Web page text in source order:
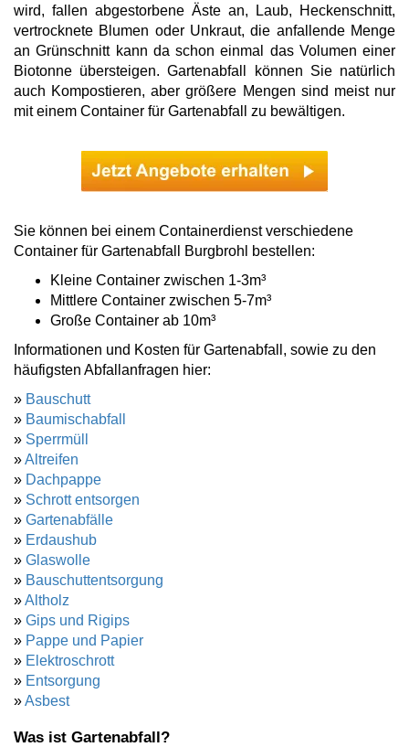
wird, fallen abgestorbene Äste an, Laub, Heckenschnitt,
vertrocknete Blumen oder Unkraut, die anfallende Menge
an Grünschnitt kann da schon einmal das Volumen einer
Biotonne übersteigen. Gartenabfall können Sie natürlich
auch Kompostieren, aber größere Mengen sind meist nur
mit einem Container für Gartenabfall zu bewältigen.
Sie können bei einem Containerdienst verschiedene
Container für Gartenabfall Burgbrohl bestellen:
Kleine Container zwischen 1-3m³
Mittlere Container zwischen 5-7m³
Große Container ab 10m³
Informationen und Kosten für Gartenabfall, sowie zu den
häufigsten Abfallanfragen hier:
» Bauschutt
» Baumischabfall
» Sperrmüll
»Altreifen
» Dachpappe
» Schrott entsorgen
» Gartenabfälle
» Erdaushub
» Glaswolle
» Bauschuttentsorgung
»Altholz
» Gips und Rigips
» Pappe und Papier
» Elektroschrott
» Entsorgung
»Asbest
Was ist Gartenabfall?